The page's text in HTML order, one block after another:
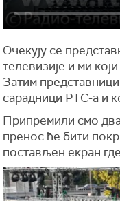
Очекују се
телевизије и ми
Затим
сарадници РТС-а и
Припремили смо
пренос ће бити
постављен екран